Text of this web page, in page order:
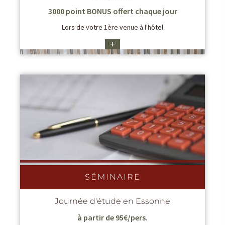
3000 point BONUS offert chaque jour
Lors de votre 1ère venue à l'hôtel
+
SÉMINAIRE
Journée d'étude en Essonne
à partir de 95€/pers.